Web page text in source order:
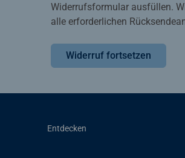
Widerrufsformular ausfüllen.
alle erforderlichen
Widerruf fortsetzen
Entdecken